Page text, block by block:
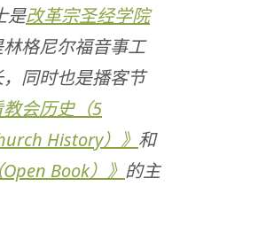
是改革宗圣经学院
格尼尔福音事工
同时也是播客节
会历史（5
History）》 和
Book）》 的主